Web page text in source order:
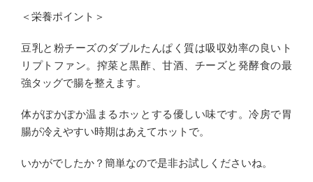
＜栄養ポイント＞
豆乳と粉チーズのダブルたんぱく質は吸収効率の良いト
リプトファン。搾菜と黒酢、甘酒、チーズと発酵食の最
強タッグで腸を整えます。
体がぽかぽか温まるホッとする優しい味です。冷房で胃
腸が冷えやすい時期はあえてホットで。
いかがでしたか？簡単なので是非お試しくださいね。